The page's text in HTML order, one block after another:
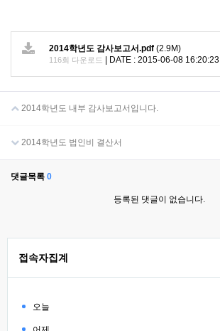
2014학년도 감사보고서.pdf (2.9M)
116회 다운로드 DATE : 2015-06-08 16:20:23
2014학년도 내부 감사보고서입니다.
2014학년도 법인비 결산서
댓글목록 0
등록된 댓글이 없습니다.
접속자집계
오늘